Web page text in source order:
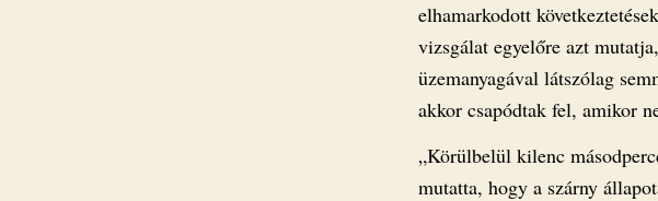
elhamarkodott
vizsgálat egyelőre azt
üzemanyagával látszólag
akkor csapódtak fel, amikor
„Körülbelül kilenc
mutatta, hogy a szárny